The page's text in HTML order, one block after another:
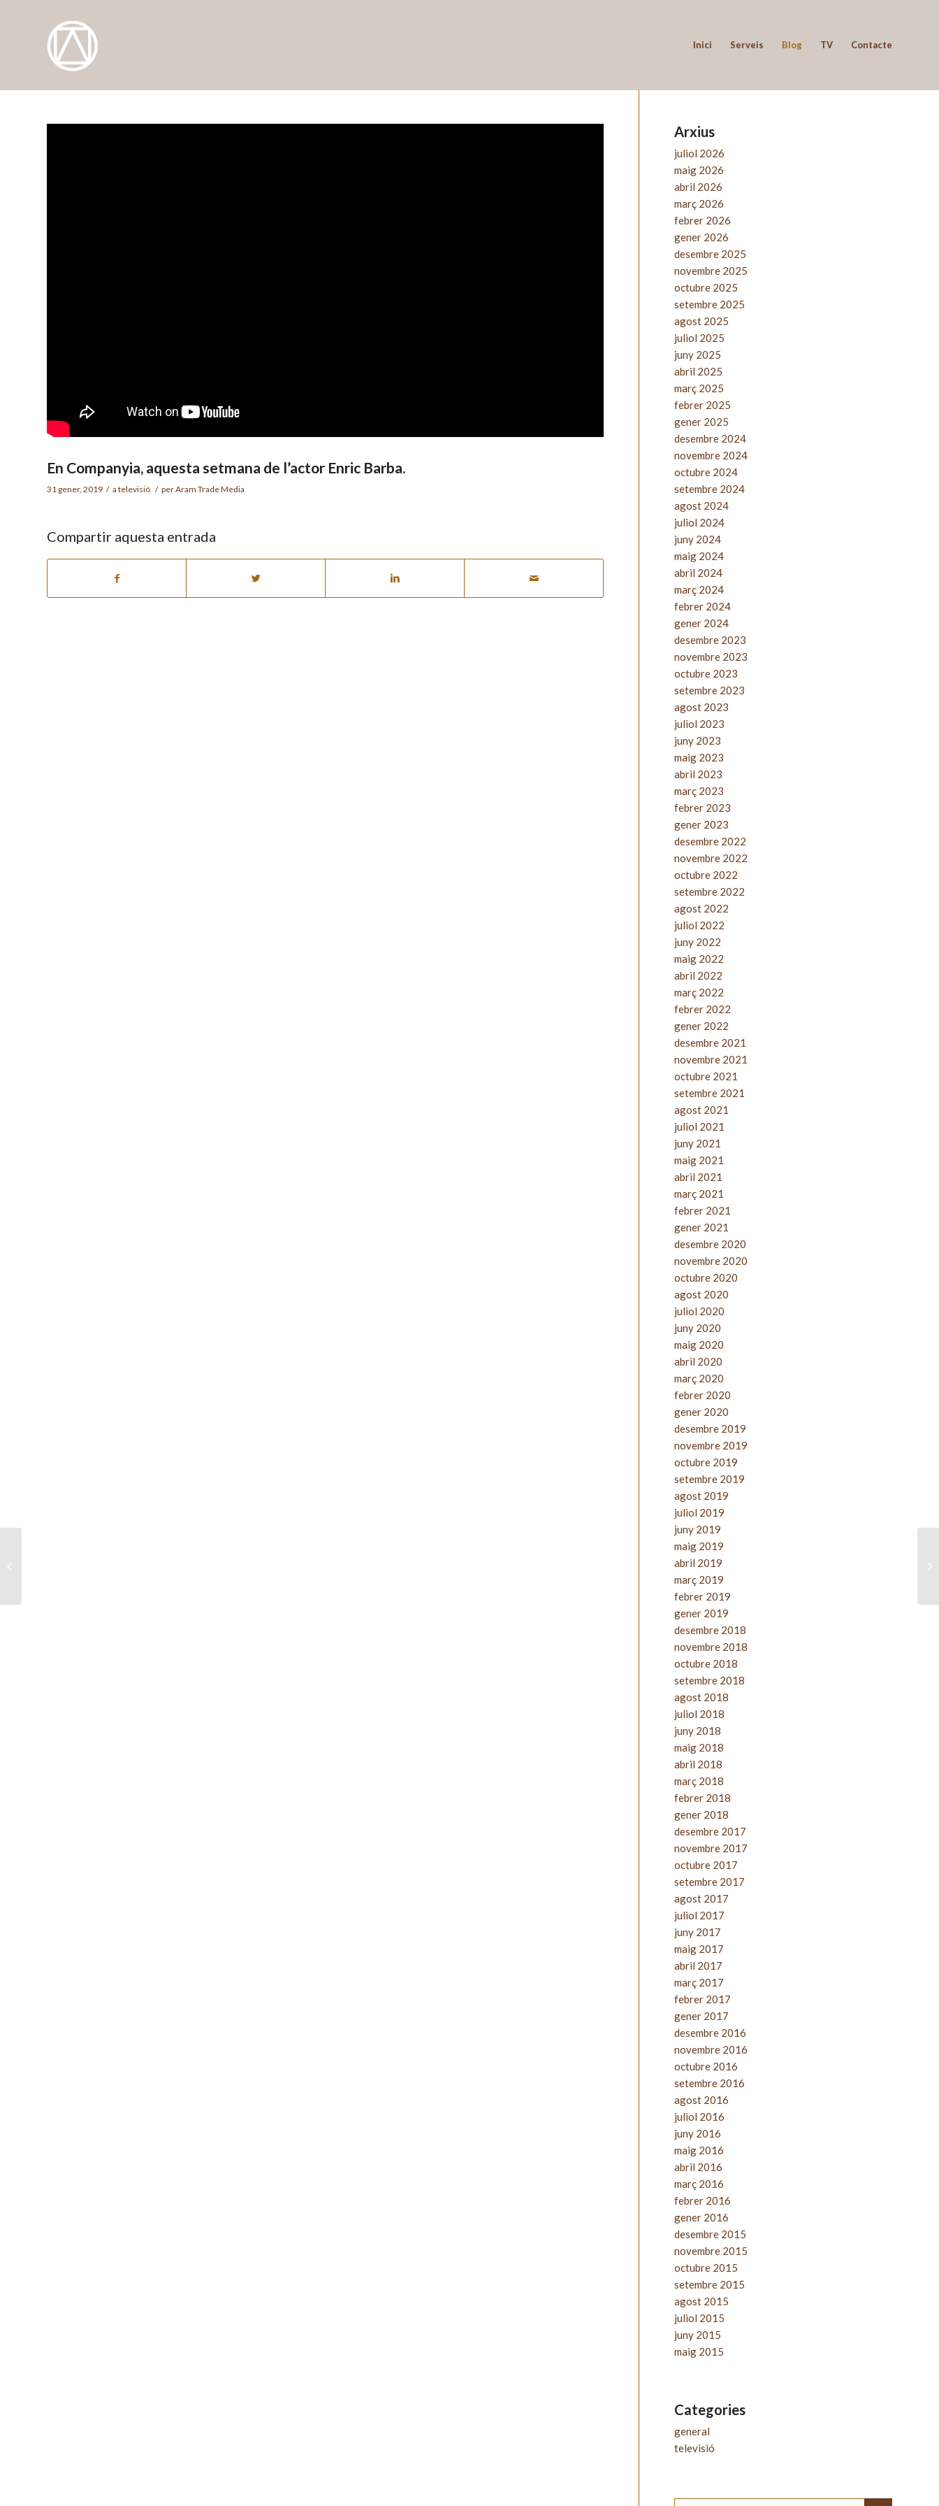
Inici Serveis Blog TV Contacte
En Companyia, aquesta setmana de l’actor Enric Barba.
31 gener, 2019 / a televisió / perAram Trade Media
Compartir aquesta entrada
Arxius
juliol 2026
maig 2026
abril 2026
març 2026
febrer 2026
gener 2026
desembre 2025
novembre 2025
octubre 2025
setembre 2025
agost 2025
juliol 2025
juny 2025
abril 2025
març 2025
febrer 2025
gener 2025
desembre 2024
novembre 2024
octubre 2024
setembre 2024
agost 2024
juliol 2024
juny 2024
maig 2024
abril 2024
març 2024
febrer 2024
gener 2024
desembre 2023
novembre 2023
octubre 2023
setembre 2023
agost 2023
juliol 2023
juny 2023
maig 2023
abril 2023
març 2023
febrer 2023
gener 2023
desembre 2022
novembre 2022
octubre 2022
setembre 2022
agost 2022
juliol 2022
juny 2022
maig 2022
abril 2022
març 2022
febrer 2022
gener 2022
desembre 2021
novembre 2021
octubre 2021
setembre 2021
agost 2021
juliol 2021
juny 2021
maig 2021
abril 2021
març 2021
febrer 2021
gener 2021
desembre 2020
novembre 2020
octubre 2020
agost 2020
juliol 2020
juny 2020
maig 2020
abril 2020
març 2020
febrer 2020
gener 2020
desembre 2019
novembre 2019
octubre 2019
setembre 2019
agost 2019
juliol 2019
juny 2019
maig 2019
abril 2019
març 2019
febrer 2019
gener 2019
desembre 2018
novembre 2018
octubre 2018
setembre 2018
agost 2018
juliol 2018
juny 2018
maig 2018
abril 2018
març 2018
febrer 2018
gener 2018
desembre 2017
novembre 2017
octubre 2017
setembre 2017
agost 2017
juliol 2017
juny 2017
maig 2017
abril 2017
març 2017
febrer 2017
gener 2017
desembre 2016
novembre 2016
octubre 2016
setembre 2016
agost 2016
juliol 2016
juny 2016
maig 2016
abril 2016
març 2016
febrer 2016
gener 2016
desembre 2015
novembre 2015
octubre 2015
setembre 2015
agost 2015
juliol 2015
juny 2015
maig 2015
Categories
general
televisió